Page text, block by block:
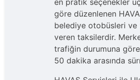
en pratik seçenekler
göre düzenlenen
belediye otobüsleri ve
veren taksilerdir.
trafiğin durumuna
50 dakika arasında